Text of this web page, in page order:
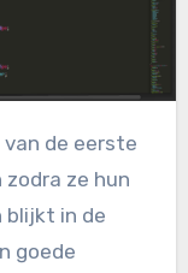
van de eerste
ze hun
blijkt in de
goede